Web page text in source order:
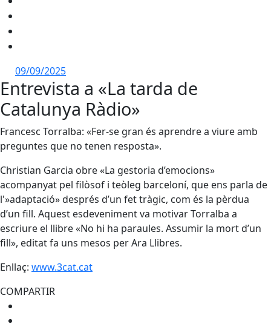
09/09/2025
Entrevista a «La tarda de
Catalunya Ràdio»
Francesc Torralba: «Fer-se gran és aprendre a viure amb
preguntes que no tenen resposta».
Christian Garcia obre «La gestoria d’emocions»
acompanyat pel filòsof i teòleg barceloní, que ens parla de
l'»adaptació» després d’un fet tràgic, com és la pèrdua
d’un fill. Aquest esdeveniment va motivar Torralba a
escriure el llibre «No hi ha paraules. Assumir la mort d’un
fill», editat fa uns mesos per Ara Llibres.
Enllaç: www.3cat.cat
COMPARTIR